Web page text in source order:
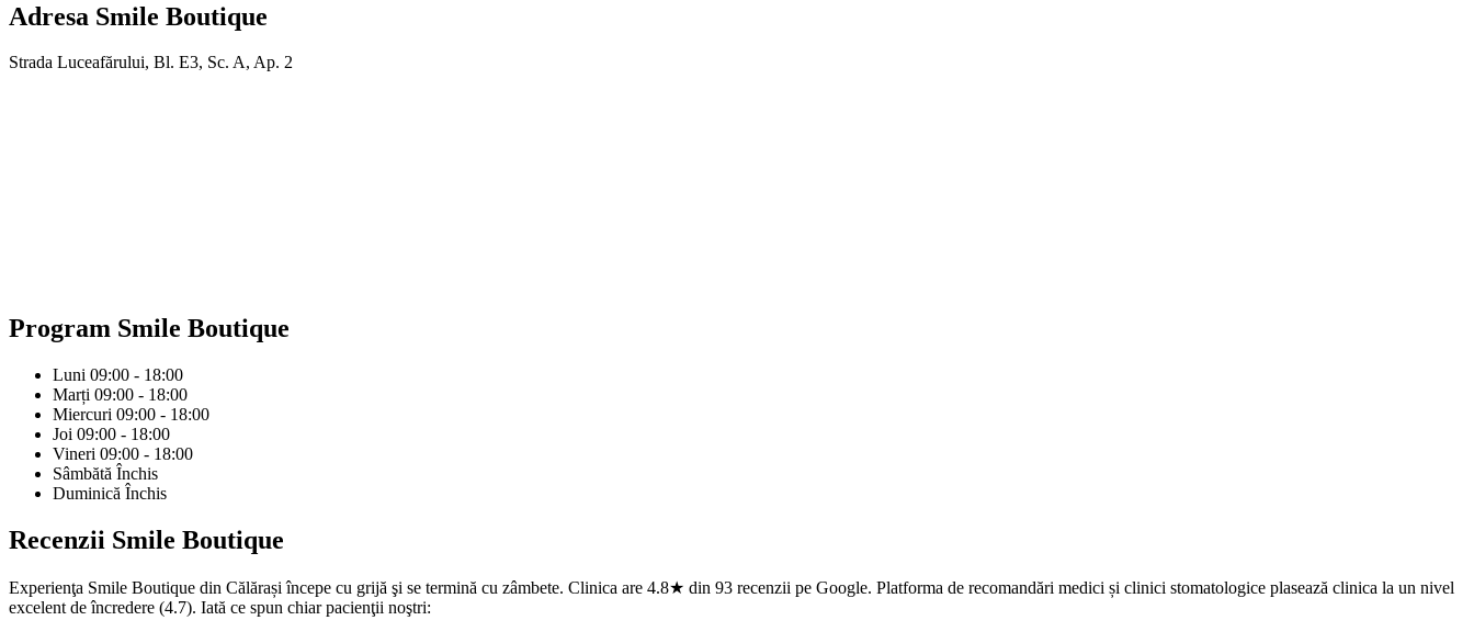
Adresa Smile Boutique
Strada Luceafărului, Bl. E3, Sc. A, Ap. 2
Program Smile Boutique
Luni 09:00 - 18:00
Marți 09:00 - 18:00
Miercuri 09:00 - 18:00
Joi 09:00 - 18:00
Vineri 09:00 - 18:00
Sâmbătă Închis
Duminică Închis
Recenzii Smile Boutique
Experienţa Smile Boutique din Călărași începe cu grijă şi se termină cu zâmbete. Clinica are 4.8★ din 93 recenzii pe Google. Platforma de recomandări medici și clinici stomatologice plasează clinica la un nivel
excelent de încredere (4.7). Iată ce spun chiar pacienţii noştri: